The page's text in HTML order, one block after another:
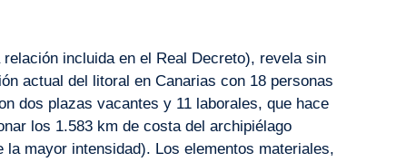
incluida en el Real Decreto), revela sin
actual del litoral en Canarias con 18 personas
dos plazas vacantes y 11 laborales, que hace
los 1.583 km de costa del archipiélago
mayor intensidad). Los elementos materiales,